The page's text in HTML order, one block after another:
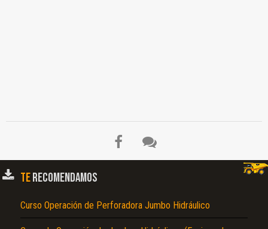
TERECOMENDAMOS
Curso Operación de Perforadora Jumbo Hidráulico